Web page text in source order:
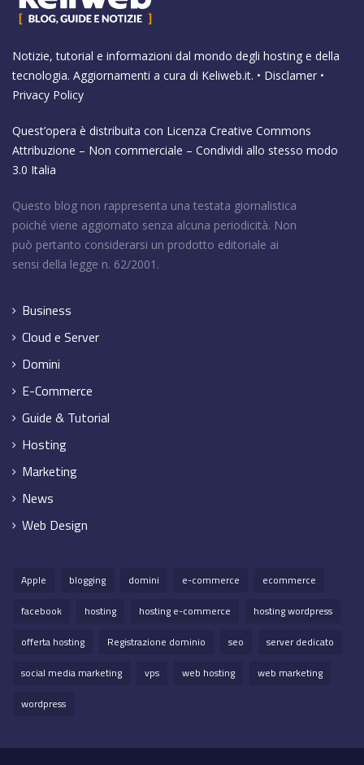
Notizie, tutorial e informazioni dal mondo degli hosting e della
tecnologia. Aggiornamenti a cura di Keliweb.it. • Disclamer •
Privacy Policy
Quest’opera è distribuita con Licenza Creative Commons
Attribuzione – Non commerciale – Condividi allo stesso modo
3.0 Italia
Questo blog non rappresenta una testata giornalistica
poiché viene aggiornato senza alcuna periodicità. Non
può pertanto considerarsi un prodotto editoriale ai
sensi della legge n. 62/2001.
Business
Cloud e Server
Domini
E-Commerce
Guide & Tutorial
Hosting
Marketing
News
Web Design
Apple blogging domini e-commerce
ecommerce
facebook
hosting hosting e-commerce
hosting wordpress
offerta hosting
Registrazione dominio seo
server dedicato
social media marketing
vps web hosting
web marketing
wordpress